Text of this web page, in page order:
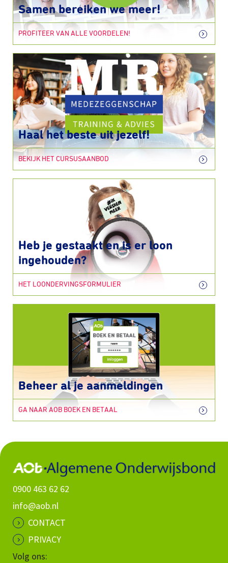
Samen bereiken we meer!
PROFITEER VAN ALLE VOORDELEN!
Haal het beste uit jezelf!
BEKIJK HET CURSUSAANBOD
Heb je gestaakt en is er loon
ingehouden?
HET LOONDERVINGSFORMULIER
Beheer al je aanmeldingen
GA NAAR AOB BOEK EN BETAAL
0900 463 62 62
info@aob.nl
CONTACT
PRIVACY
Volg ons: